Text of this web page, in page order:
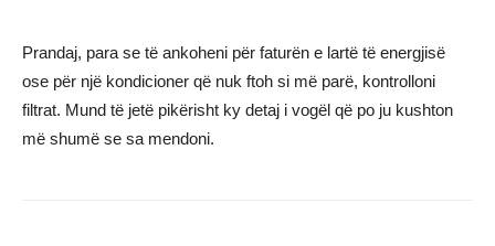
Prandaj, para se të ankoheni për faturën e lartë të energjisë
ose për një kondicioner që nuk ftoh si më parë, kontrolloni
filtrat. Mund të jetë pikërisht ky detaj i vogël që po ju kushton
më shumë se sa mendoni.